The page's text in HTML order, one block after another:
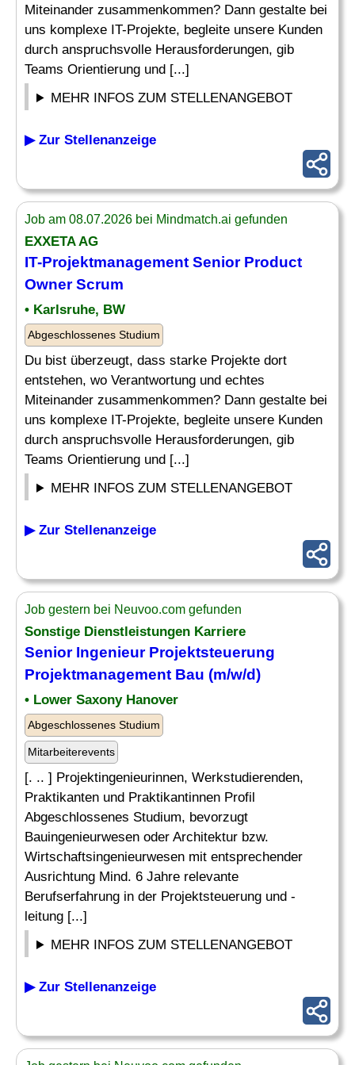
Miteinander zusammenkommen? Dann gestalte bei
uns komplexe IT-Projekte, begleite unsere Kunden
durch anspruchsvolle Herausforderungen, gib
Teams Orientierung und [...]
MEHR INFOS ZUM STELLENANGEBOT
▶ Zur Stellenanzeige
Job am 08.07.2026 bei Mindmatch.ai gefunden
EXXETA AG
IT-Projektmanagement SeniorProduct
Owner Scrum
• Karlsruhe, BW
Abgeschlossenes Studium
Du bist überzeugt, dass starke Projekte dort
entstehen, wo Verantwortung und echtes
Miteinander zusammenkommen? Dann gestalte bei
uns komplexe IT-Projekte, begleite unsere Kunden
durch anspruchsvolle Herausforderungen, gib
Teams Orientierung und [...]
MEHR INFOS ZUM STELLENANGEBOT
▶ Zur Stellenanzeige
Job gestern bei Neuvoo.com gefunden
Sonstige Dienstleistungen Karriere
SeniorIngenieur Projektsteuerung
Projektmanagement Bau (m/w/d)
• Lower Saxony Hanover
Abgeschlossenes Studium
Mitarbeiterevents
[. .. ] Projektingenieurinnen, Werkstudierenden,
Praktikanten und Praktikantinnen Profil
Abgeschlossenes Studium, bevorzugt
Bauingenieurwesen oder Architektur bzw.
Wirtschaftsingenieurwesen mit entsprechender
Ausrichtung Mind. 6 Jahre relevante
Berufserfahrung in der Projektsteuerung und -
leitung [...]
MEHR INFOS ZUM STELLENANGEBOT
▶ Zur Stellenanzeige